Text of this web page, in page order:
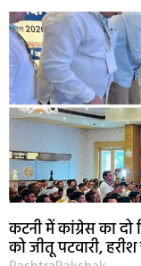
कटनी में कांग्रेस का
को जीतू पटवारी,